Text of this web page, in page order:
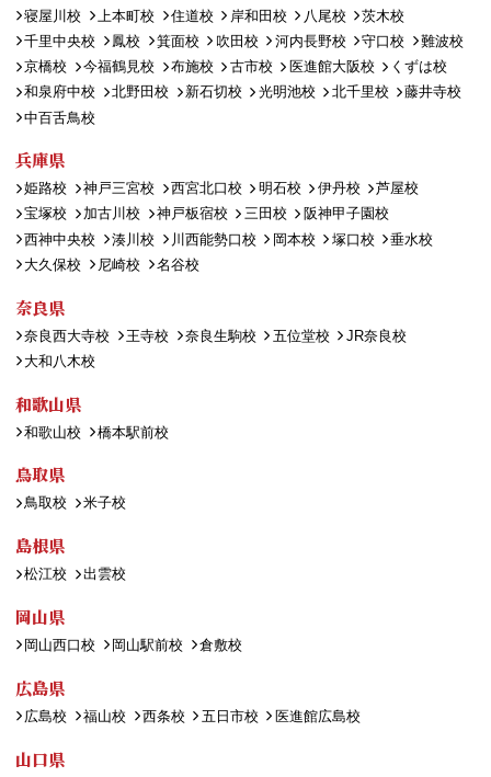
寝屋川校
上本町校 住道校 岸和田校 八尾校
茨木校
千里中央校
鳳校 箕面校 吹田校 河内長野校 守口校
難波校
京橋校
今福鶴見校 布施校 古市校 医進館大阪校
くずは校
和泉府中校
北野田校 新石切校 光明池校 北千里校
藤井寺校
中百舌鳥校
兵庫県
姫路校 神戸三宮校 西宮北口校 明石校 伊丹校
芦屋校
宝塚校
加古川校 神戸板宿校 三田校
阪神甲子園校
西神中央校
湊川校 川西能勢口校 岡本校 塚口校
垂水校
大久保校
尼崎校 名谷校
奈良県
奈良西大寺校 王寺校 奈良生駒校 五位堂校
JR奈良校
大和八木校
和歌山県
和歌山校 橋本駅前校
鳥取県
鳥取校 米子校
島根県
松江校 出雲校
岡山県
岡山西口校 岡山駅前校 倉敷校
広島県
広島校 福山校 西条校 五日市校 医進館広島校
山口県